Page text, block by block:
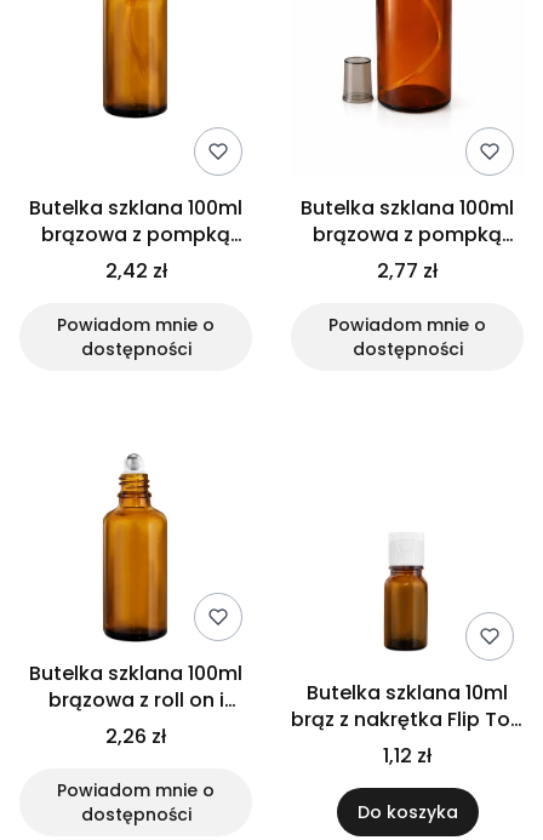
Butelka szklana 100ml
brązowa z pompką
dozownikiem
2,42 zł
Powiadom mnie o
dostępności
Butelka szklana 100ml
brązowa z pompką
złoto czarną do kremu
oleju
2,77 zł
Powiadom mnie o
dostępności
Butelka szklana 100ml
brązowa z roll on i
nakrętką
2,26 zł
Powiadom mnie o
dostępności
Butelka szklana 10ml
brąz z nakrętka Flip Top
białą
1,12 zł
Do koszyka